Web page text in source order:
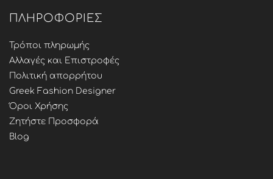
ΠΛΗΡΟΦΟΡΊΕΣ
Τρόποι πληρωμής
Αλλαγές και Επιστροφές
Πολιτική απορρήτου
Greek Fashion Designer
Όροι Χρήσης
Ζητήστε Προσφορά
Blog